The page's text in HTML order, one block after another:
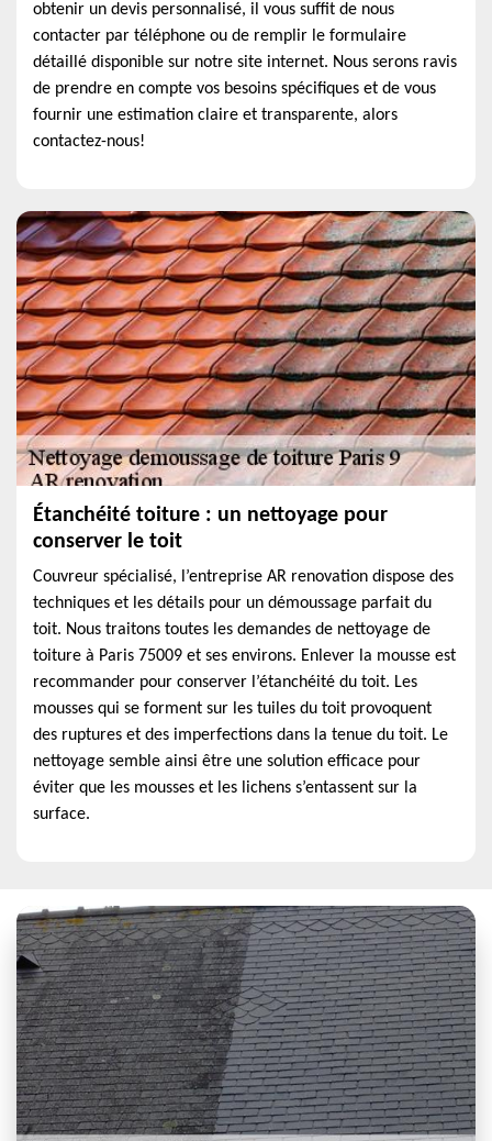
obtenir un devis personnalisé, il vous suffit de nous
contacter par téléphone ou de remplir le formulaire
détaillé disponible sur notre site internet. Nous serons ravis
de prendre en compte vos besoins spécifiques et de vous
fournir une estimation claire et transparente, alors
contactez-nous!
Étanchéité toiture : un nettoyage pour
conserver le toit
Couvreur spécialisé, l’entreprise AR renovation dispose des
techniques et les détails pour un démoussage parfait du
toit. Nous traitons toutes les demandes de nettoyage de
toiture à Paris 75009 et ses environs. Enlever la mousse est
recommander pour conserver l’étanchéité du toit. Les
mousses qui se forment sur les tuiles du toit provoquent
des ruptures et des imperfections dans la tenue du toit. Le
nettoyage semble ainsi être une solution efficace pour
éviter que les mousses et les lichens s’entassent sur la
surface.